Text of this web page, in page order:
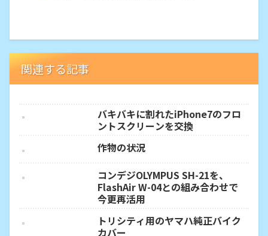
関連する記事
バキバキに割れたiPhone7のフロ
ントスクリーンを交換
作物の状況
コンデジOLYMPUS SH-21を、
FlashAir W-04との組み合わせで
今更再活用
トリシティ用のヤマハ純正バイク
カバー